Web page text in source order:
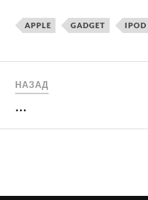
APPLE GADGET IPOD
НАЗАД
…